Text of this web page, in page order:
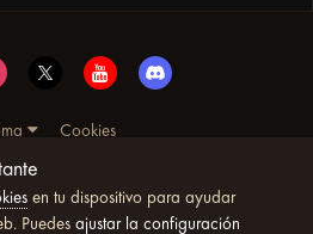
Cookies
2025. Todos los derechos
reservados
Invision Community
en tu dispositivo para ayudar
Puedes ajustar la configuración